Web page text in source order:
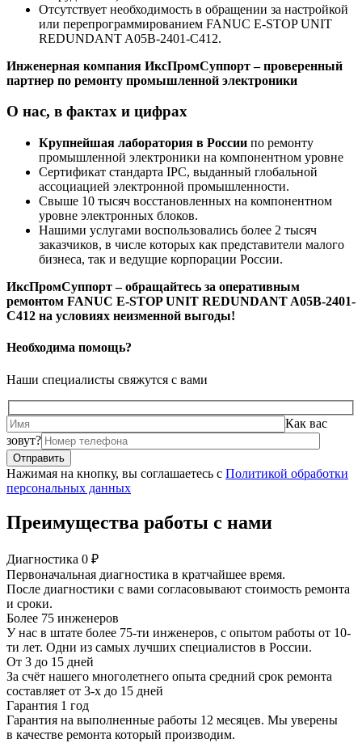
Отсутствует необходимость в обращении за настройкой
или перепрограммированием FANUC E-STOP UNIT
REDUNDANT A05B-2401-C412.
Инженерная компания ИксПромСуппорт – проверенный
партнер по ремонту промышленной электроники
О нас, в фактах и цифрах
Крупнейшая лаборатория в России по ремонту
промышленной электроники на компонентном уровне
Сертификат стандарта IPC, выданный глобальной
ассоциацией электронной промышленности.
Свыше 10 тысяч восстановленных на компонентном
уровне электронных блоков.
Нашими услугами воспользовались более 2 тысяч
заказчиков, в числе которых как представители малого
бизнеса, так и ведущие корпорации России.
ИксПромСуппорт – обращайтесь за оперативным
ремонтом FANUC E-STOP UNIT REDUNDANT A05B-2401-
C412 на условиях неизменной выгоды!
Необходима помощь?
Наши специалисты свяжутся с вами
Как вас
зовут?
Нажимая на кнопку, вы соглашаетесь с Политикой обработки
персональных данных
Преимущества работы с нами
Диагностика 0 ₽
Первоначальная диагностика в кратчайшее время.
После диагностики с вами согласовывают стоимость ремонта
и сроки.
Более 75 инженеров
У нас в штате более 75-ти инженеров, с опытом работы от 10-
ти лет. Одни из самых лучших специалистов в России.
От 3 до 15 дней
За счёт нашего многолетнего опыта средний срок ремонта
составляет от 3-х до 15 дней
Гарантия 1 год
Гарантия на выполненные работы 12 месяцев. Мы уверены
в качестве ремонта который производим.